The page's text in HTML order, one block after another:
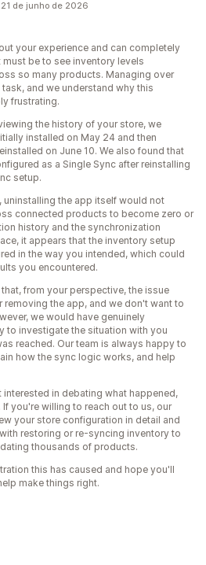
de junho de 2026
your experience and can completely
be to see inventory levels
so many products. Managing over
and we understand why this
frustrating.
the history of your store, we
installed on May 24 and then
on June 10. We also found that
as a Single Sync after reinstalling
setup.
uninstalling the app itself would not
connected products to become zero or
history and the synchronization
it appears that the inventory setup
in the way you intended, which could
you encountered.
from your perspective, the issue
removing the app, and we don't want to
we would have genuinely
to investigate the situation with you
reached. Our team is always happy to
how the sync logic works, and help
in debating what happened,
you're willing to reach out to us, our
your store configuration in detail and
restoring or re-syncing inventory to
thousands of products.
this has caused and hope you'll
make things right.